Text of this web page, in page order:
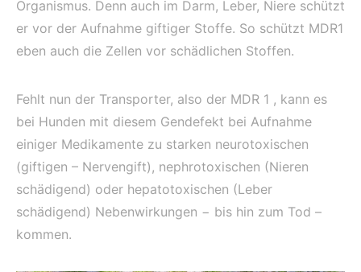
Organismus. Denn auch im Darm, Leber, Niere schützt
er vor der Aufnahme giftiger Stoffe. So schützt MDR1
eben auch die Zellen vor schädlichen Stoffen.
Fehlt nun der Transporter, also der MDR 1 , kann es
bei Hunden mit diesem Gendefekt bei Aufnahme
einiger Medikamente zu starken neurotoxischen
(giftigen – Nervengift), nephrotoxischen (Nieren
schädigend) oder hepatotoxischen (Leber
schädigend) Nebenwirkungen − bis hin zum Tod –
kommen.